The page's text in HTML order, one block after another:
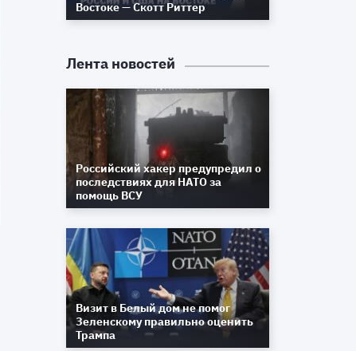
Востоке — Скотт Риттер
Лента новостей
Российский хакер предупредил о
последствиях для НАТО за
помощь ВСУ
Визит в Белый дом не помог
Зеленскому правильно оценить
Трампа